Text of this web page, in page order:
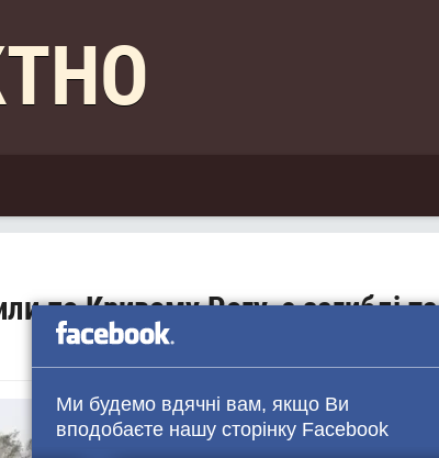
Ми будемо вдячні вам, якщо Ви
вподобаєте нашу сторінку Facebook
по Кривому Рогу, є загиблі та